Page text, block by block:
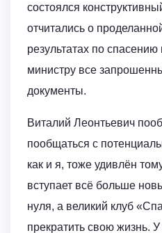
состоялся
отчитались о
результатах по
министру все
документы.
Виталий Леонтьевич
пообщаться с
как и я, тоже удивлён
вступает всё больше
нуля, а великий клуб
прекратить свою жизнь.